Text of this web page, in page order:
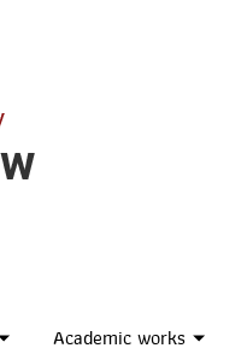
Academic works